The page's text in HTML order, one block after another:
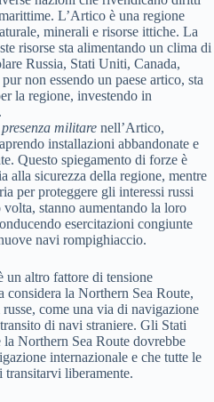
L’Artico è una regione
minerali e risorse ittiche. La
risorse sta alimentando un clima di
Russia, Stati Uniti, Canada,
non essendo un paese artico, sta
la regione, investendo in
militare nell’Artico,
installazioni abbandonate e
Questo spiegamento di forze è
alla sicurezza della regione, mentre
per proteggere gli interessi russi
stanno aumentando la loro
esercitazioni congiunte
navi rompighiaccio.
un altro fattore di tensione
la Northern Sea Route,
come una via di navigazione
di navi straniere. Gli Stati
Northern Sea Route dovrebbe
internazionale e che tutte le
liberamente.